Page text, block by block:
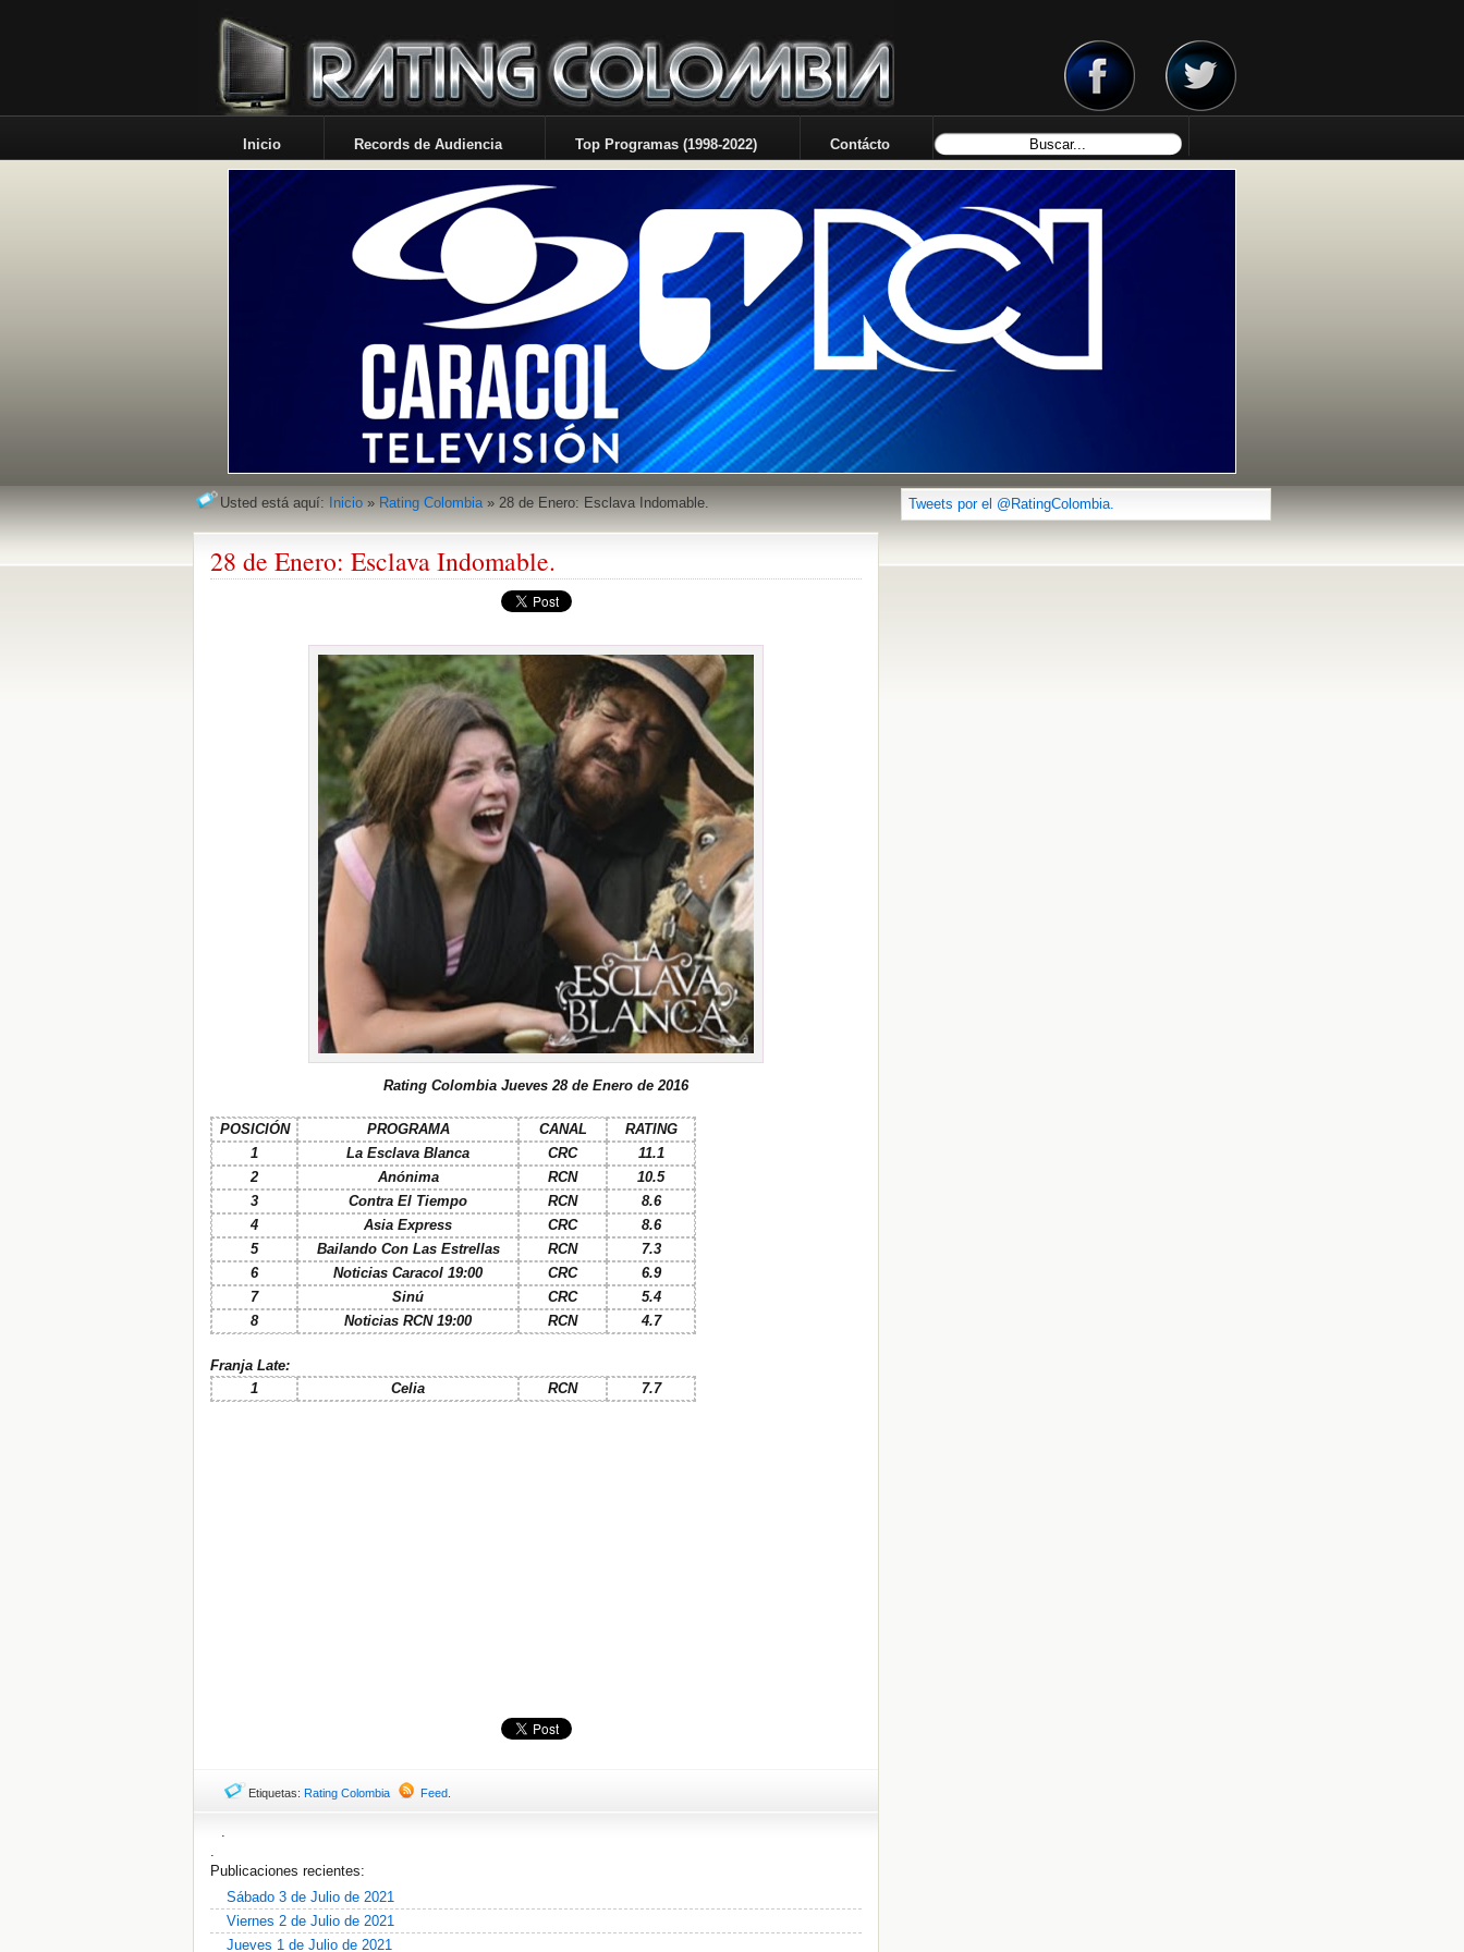
Inicio Records de Audiencia Top Programas (1998-2022) Contácto
Usted está aquí: Inicio » Rating Colombia» 28 de Enero: Esclava Indomable.
28 de Enero: Esclava Indomable.
Rating Colombia Jueves 28 de Enero de 2016
POSICIÓN PROGRAMA CANAL
RATING
1
La Esclava Blanca CRC
11.1
2
Anónima RCN
10.5
3
Contra El Tiempo RCN
8.6
4
Asia Express CRC
8.6
5
Bailando Con Las Estrellas RCN
7.3
6
Noticias Caracol 19:00 CRC
6.9
7
Sinú CRC
5.4
8
Noticias RCN 19:00 RCN 4.7
Franja Late:
1
Celia RCN 7.7
Etiquetas: Rating Colombia Feed
.
.
Publicaciones recientes:
Sábado 3 de Julio de 2021
Viernes 2 de Julio de 2021
Jueves 1 de Julio de 2021
Tweets por el @RatingColombia.